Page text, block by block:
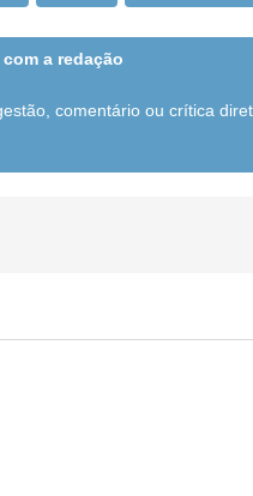
com a redação
comentário ou crítica